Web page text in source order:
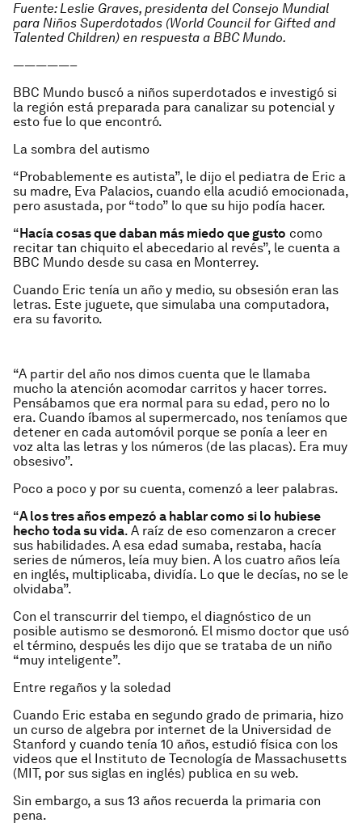
Fuente: Leslie Graves, presidenta del Consejo Mundial
para Niños Superdotados (World Council for Gifted and
Talented Children) en respuesta a BBC Mundo.
—————–
BBC Mundo buscó a niños superdotados e investigó si
la región está preparada para canalizar su potencial y
esto fue lo que encontró.
La sombra del autismo
“Probablemente es autista”, le dijo el pediatra de Eric a
su madre, Eva Palacios, cuando ella acudió emocionada,
pero asustada, por “todo” lo que su hijo podía hacer.
“Hacía cosas que daban más miedo que gusto como
recitar tan chiquito el abecedario al revés”, le cuenta a
BBC Mundo desde su casa en Monterrey.
Cuando Eric tenía un año y medio, su obsesión eran las
letras. Este juguete, que simulaba una computadora,
era su favorito.
“A partir del año nos dimos cuenta que le llamaba
mucho la atención acomodar carritos y hacer torres.
Pensábamos que era normal para su edad, pero no lo
era. Cuando íbamos al supermercado, nos teníamos que
detener en cada automóvil porque se ponía a leer en
voz alta las letras y los números (de las placas). Era muy
obsesivo”.
Poco a poco y por su cuenta, comenzó a leer palabras.
“A los tres años empezó a hablar como si lo hubiese
hecho toda su vida. A raíz de eso comenzaron a crecer
sus habilidades. A esa edad sumaba, restaba, hacía
series de números, leía muy bien. A los cuatro años leía
en inglés, multiplicaba, dividía. Lo que le decías, no se le
olvidaba”.
Con el transcurrir del tiempo, el diagnóstico de un
posible autismo se desmoronó. El mismo doctor que usó
el término, después les dijo que se trataba de un niño
“muy inteligente”.
Entre regaños y la soledad
Cuando Eric estaba en segundo grado de primaria, hizo
un curso de algebra por internet de la Universidad de
Stanford y cuando tenía 10 años, estudió física con los
videos que el Instituto de Tecnología de Massachusetts
(MIT, por sus siglas en inglés) publica en su web.
Sin embargo, a sus 13 años recuerda la primaria con
pena.